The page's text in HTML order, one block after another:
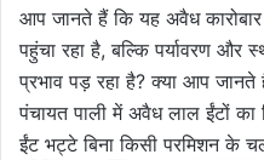
आप जानते हैं कि यह अवैध
पहुंचा रहा है, बल्कि पर्यावरण और
प्रभाव पड़ रहा है? क्या आप जानते
पंचायत पाली में अवैध लाल ईंटों का
ईंट भट्टे बिना किसी परमिशन के